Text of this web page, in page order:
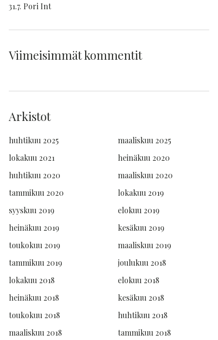
31.7. Pori Int
Viimeisimmät kommentit
Arkistot
huhtikuu 2025
maaliskuu 2025
lokakuu 2021
heinäkuu 2020
huhtikuu 2020
maaliskuu 2020
tammikuu 2020
lokakuu 2019
syyskuu 2019
elokuu 2019
heinäkuu 2019
kesäkuu 2019
toukokuu 2019
maaliskuu 2019
tammikuu 2019
joulukuu 2018
lokakuu 2018
elokuu 2018
heinäkuu 2018
kesäkuu 2018
toukokuu 2018
huhtikuu 2018
maaliskuu 2018
tammikuu 2018